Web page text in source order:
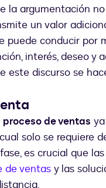
la argumentación
un valor
puede conducir por
interés, deseo y
este discurso se
proceso de ventas
solo se requiere
es crucial que
de ventasy las